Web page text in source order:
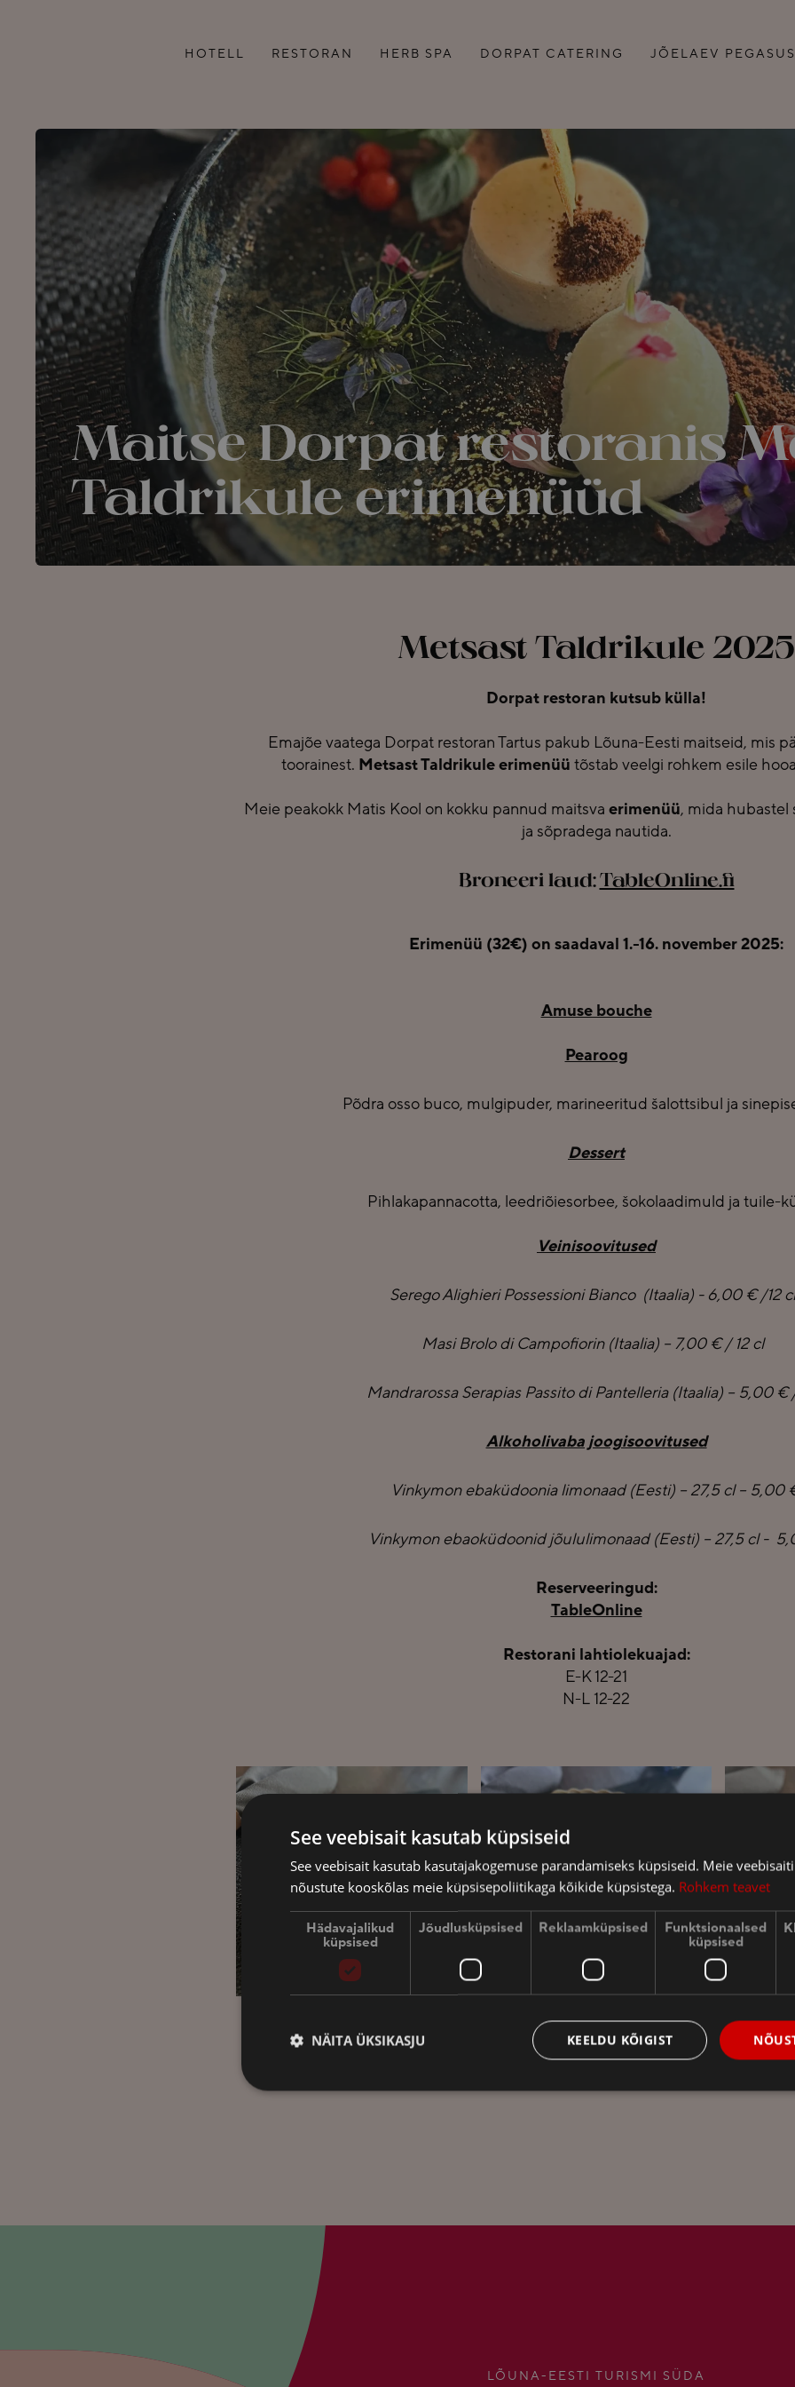
HOTELL
LISATEENUSED
SEMINARIRUUMID
PEREPUHKUS TARTUS
TUBADE KORISTAMINE
KODUKORD
KONTAKT
RESTORAN
LÕUNABUFEE
TELLI KOJU
GRUPIMENÜÜ
KOHVIPAUSID
HERB SPA DORPAT CATERING JÕELAEV PEGASUS
Maitse Dorpat restoranis
Taldrikule erimenüüd
Metsast Taldrikule 2025
Dorpat restoran kutsub külla!
Emajõe vaatega Dorpat restoran Tartus pakub Lõuna-Eesti maitseid, mis
toorainest. Metsast Taldrikule erimenüü tõstab veelgi rohkem esile
Meie peakokk Matis Kool on kokku pannud maitsva erimenüü, mida
ja sõpradega nautida.
Broneeri laud: TableOnline.fi
Erimenüü (32€) on saadaval 1.-16. november 2025:
Amuse bouche
Pearoog
Põdra osso buco, mulgipuder, marineeritud šalottsibul ja
Dessert
Pihlakapannacotta, leedriõiesorbee, šokolaadimuld ja tuile-
Veinisoovitused
Serego Alighieri Possessioni Bianco (Itaalia) - 6,00 € /12
Masi Brolo di Campofiorin (Itaalia) – 7,00 € / 12 cl
Mandrarossa Serapias Passito di Pantelleria (Itaalia) – 5,00 €
Alkoholivaba joogisoovitused
Vinkymon ebaküdoonia limonaad (Eesti) – 27,5 cl – 5,00
Vinkymon ebaoküdoonid jõululimonaad (Eesti) – 27,5 cl -
Reserveeringud:
TableOnline
Restorani lahtiolekuajad:
E-K 12-21
N-L 12-22
LÕUNA-EESTI TURISMI SÜDA
See veebisait kasutab küpsiseid
See veebisait kasutab kasutajakogemuse parandamiseks küpsiseid. Meie
nõustute kooskõlas meie küpsisepoliitikaga kõikide küpsistega. Rohkem teavet
Hädavajalikud
küpsised
Jõudlusküpsised Reklaamküpsised
Funktsionaalsed
küpsised
KEELDU KÕIGIST
NÄITA ÜKSIKASJU